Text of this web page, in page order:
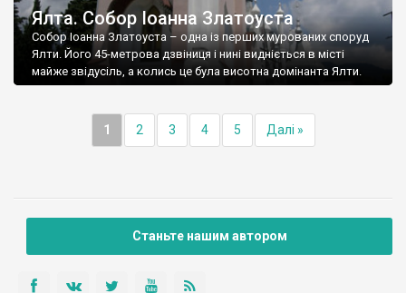
Ялта. Собор Іоанна Златоуста
Собор Іоанна Златоуста – одна із перших мурованих споруд
Ялти. Його 45-метрова дзвіниця і нині видніється в місті
майже звідусіль, а колись це була висотна домінанта Ялти.
1 2 3 4 5 Далі »
Станьте нашим автором